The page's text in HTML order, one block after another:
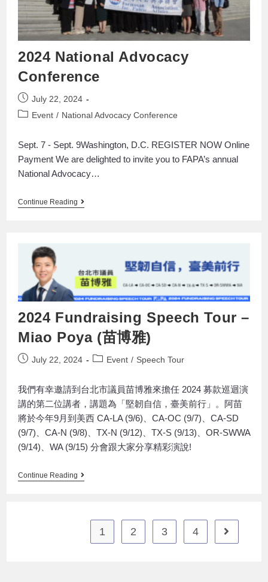
2024 National Advocacy
Conference
July 22, 2024
Event / National Advocacy Conference
Sept. 7 - Sept. 9Washington, D.C. REGISTER NOW Online
Payment We are delighted to invite you to FAPA’s annual
National Advocacy…
Continue Reading
2024 Fundraising Speech Tour –
Miao Poya (苗博雅)
July 22, 2024 Event / Speech Tour
我們有幸邀請到台北市議員苗博雅來擔任 2024 募款巡迴演
講的第二位講者，講題為「堅韌自信，臺美前行」。阿苗
將於今年9月到美西 CA-LA (9/6)、CA-OC (9/7)、CA-SD
(9/7)、CA-N (9/8)、TX-N (9/12)、TX-S (9/13)、OR-SWWA
(9/14)、WA (9/15) 分會跟大家分享精彩演說!
Continue Reading
1 2 3 4